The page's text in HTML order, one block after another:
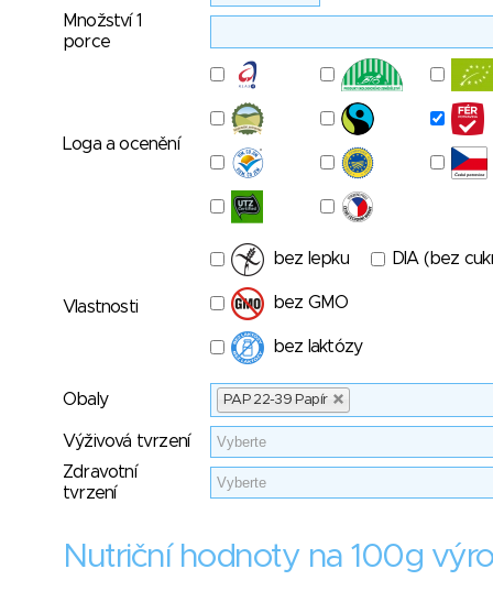
Množství 1
porce
Loga a ocenění
Vlastnosti
bez lepku DIA (bez
bez GMO
bez laktózy
Obaly PAP 22-39 Papír
Výživová tvrzení
Zdravotní
tvrzení
Nutriční hodnoty na 100g